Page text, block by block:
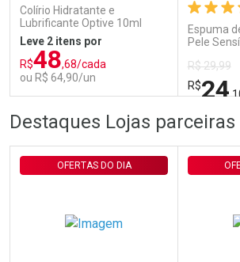
Por R$ 29,30/cada
Por R$ 29,30/cada
Colírio Hidratante e
Lubrificante Optive 10ml
Leve 2 itens por
R$48,68/cada
ou R$ 64,90/un
FECHAR
Laboratório
FECHAR
Por Menos
Espuma
Pele
R$ 29,99
R$24
Por
Destaques Lojas parceiras
OFERTAS DO DIA